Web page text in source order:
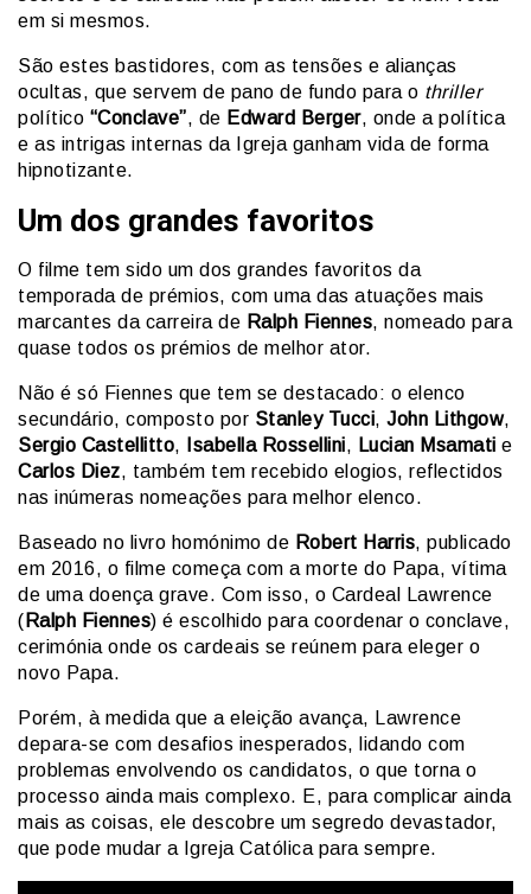
em si mesmos.
São estes bastidores, com as tensões e alianças
ocultas, que servem de pano de fundo para o thriller
político “Conclave”, de Edward Berger, onde a política
e as intrigas internas da Igreja ganham vida de forma
hipnotizante.
Um dos grandes favoritos
O filme tem sido um dos grandes favoritos da
temporada de prémios, com uma das atuações mais
marcantes da carreira de Ralph Fiennes, nomeado para
quase todos os prémios de melhor ator.
Não é só Fiennes que tem se destacado: o elenco
secundário, composto por Stanley Tucci, John Lithgow,
Sergio Castellitto, Isabella Rossellini, Lucian Msamati e
Carlos Diez, também tem recebido elogios, reflectidos
nas inúmeras nomeações para melhor elenco.
Baseado no livro homónimo de Robert Harris, publicado
em 2016, o filme começa com a morte do Papa, vítima
de uma doença grave. Com isso, o Cardeal Lawrence
( Ralph Fiennes) é escolhido para coordenar o conclave,
cerimónia onde os cardeais se reúnem para eleger o
novo Papa.
Porém, à medida que a eleição avança, Lawrence
depara-se com desafios inesperados, lidando com
problemas envolvendo os candidatos, o que torna o
processo ainda mais complexo. E, para complicar ainda
mais as coisas, ele descobre um segredo devastador,
que pode mudar a Igreja Católica para sempre.